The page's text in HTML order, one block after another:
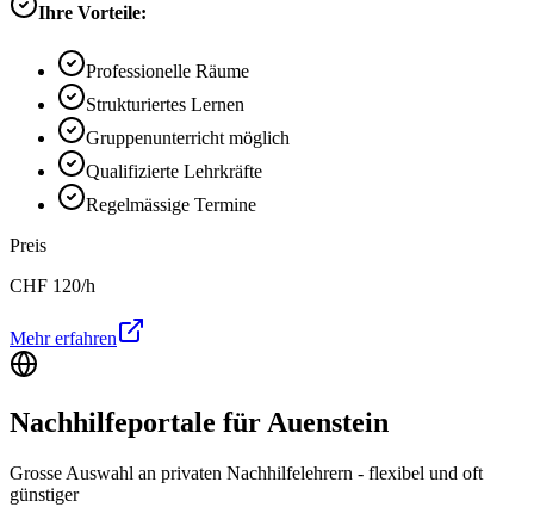
Ihre Vorteile:
Professionelle Räume
Strukturiertes Lernen
Gruppenunterricht möglich
Qualifizierte Lehrkräfte
Regelmässige Termine
Preis
CHF 120/h
Mehr erfahren
Nachhilfeportale für Auenstein
Grosse Auswahl an privaten Nachhilfelehrern - flexibel und oft
günstiger